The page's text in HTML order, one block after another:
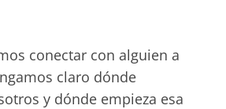
conectar con alguien a
claro dónde
y dónde empieza esa